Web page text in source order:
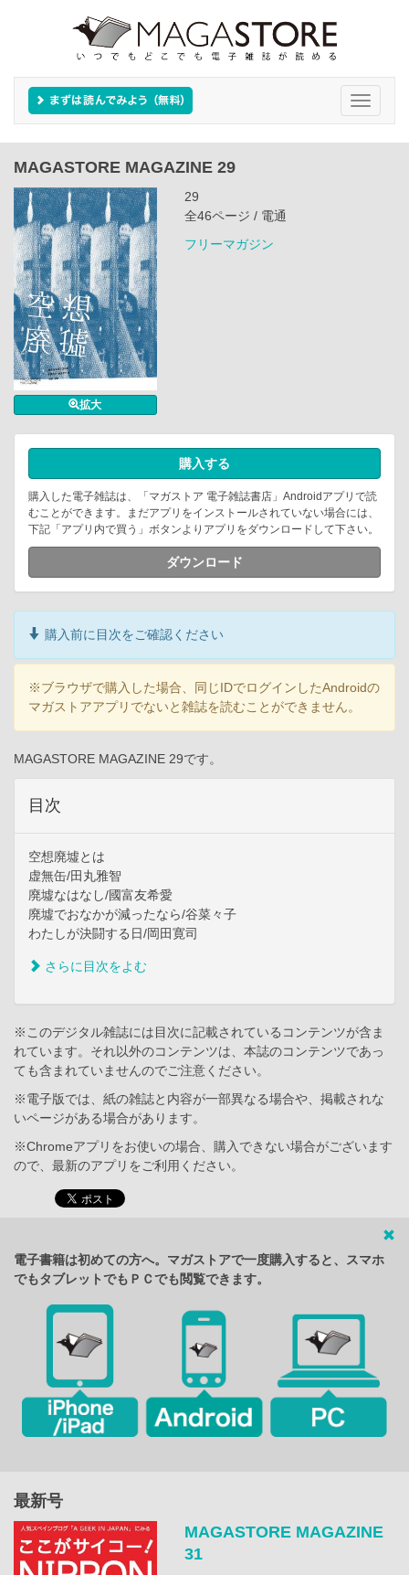
Toggle
MAGASTORE MAGAZINE 29
拡大
29
全46ページ / 電通
フリーマガジン
購入する
購入した電子雑誌は、「マガストア 電子雑誌書店」Androidアプリで読
むことができます。まだアプリをインストールされていない場合には、
下記「アプリ内で買う」ボタンよりアプリをダウンロードして下さい。
ダウンロード
購入前に目次をご確認ください
※ブラウザで購入した場合、同じIDでログインしたAndroidの
マガストアアプリでないと雑誌を読むことができません。
MAGASTORE MAGAZINE 29です。
目次
空想廃墟とは
虚無缶/田丸雅智
廃墟なはなし/國富友希愛
廃墟でおなかが減ったなら/谷菜々子
わたしが決闘する日/岡田寛司
さらに目次をよむ
※このデジタル雑誌には目次に記載されているコンテンツが含ま
れています。それ以外のコンテンツは、本誌のコンテンツであっ
ても含まれていませんのでご注意ください。
※電子版では、紙の雑誌と内容が一部異なる場合や、掲載されな
いページがある場合があります。
※Chromeアプリをお使いの場合、購入できない場合がございます
ので、最新のアプリをご利用ください。
電子書籍は初めての方へ。マガストアで一度購入すると、スマホ
でもタブレットでもＰＣでも閲覧できます。
最新号
MAGASTORE MAGAZINE
31